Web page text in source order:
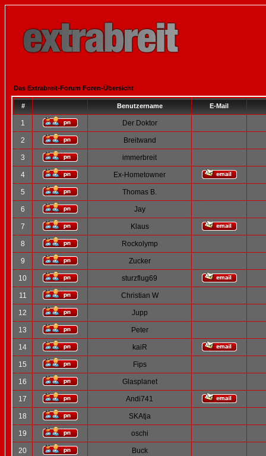
Das Extrabreit-Forum Foren-Übersicht
# Benutzername E-Mail
1 Der Doktor
2 Breitwand
3 immerbreit
4 Ex-Hometowner
5 Thomas B.
6 Jay
7 Klaus
8 Rockolymp
9 Zucker
10 sturzflug69
11 Christian W
12 Jupp
13 Peter
14 kaiR
15 Fips
16 Glasplanet
17 Andi741
18 SKAtja
19 oschi
20 Buck